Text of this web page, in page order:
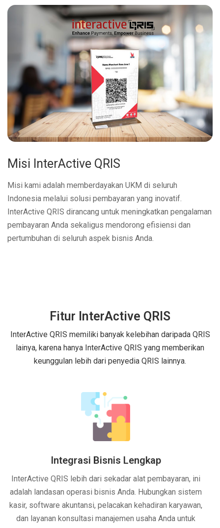
Misi InterActive QRIS
Misi kami adalah memberdayakan UKM di seluruh
Indonesia melalui solusi pembayaran yang inovatif.
InterActive QRIS dirancang untuk meningkatkan pengalaman
pembayaran Anda sekaligus mendorong efisiensi dan
pertumbuhan di seluruh aspek bisnis Anda.
Fitur InterActive QRIS
InterActive QRIS memiliki banyak kelebihan daripada QRIS
lainya, karena hanya InterActive QRIS yang memberikan
keunggulan lebih dari penyedia QRIS lainnya.
Integrasi Bisnis Lengkap
InterActive QRIS lebih dari sekadar alat pembayaran, ini
adalah landasan operasi bisnis Anda. Hubungkan sistem
kasir, software akuntansi, pelacakan kehadiran karyawan,
dan layanan konsultasi manajemen usaha Anda untuk